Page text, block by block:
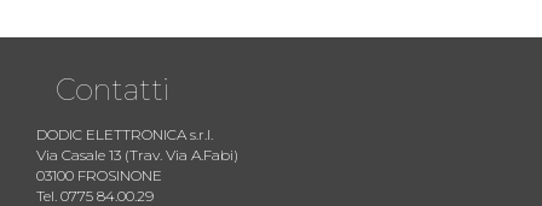
Contatti
DODIC ELETTRONICA s.r.l.
Via Casale 13 (Trav. Via A.Fabi)
03100 FROSINONE
Tel. 0775 84.00.29